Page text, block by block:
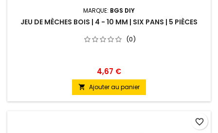
MARQUE: BGS DIY
JEU DE MÈCHES BOIS | 4 - 10 MM | SIX PANS | 5 PIÈCES
(0)
4,67 €
 Ajouter au panier
favorite_border